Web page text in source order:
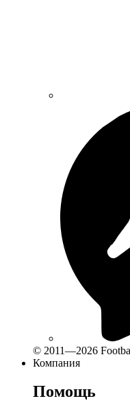
© 2011—2026
Компания
Помощь